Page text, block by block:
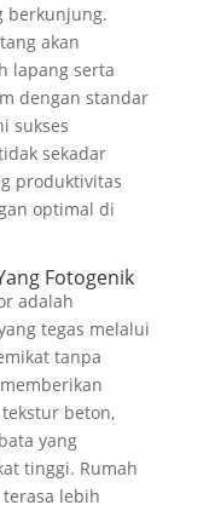
berkunjung.
akan
lapang serta
dengan standar
sukses
sekadar
produktivitas
optimal di
Fotogenik
adalah
tegas melalui
tanpa
beton,
yang
tinggi. Rumah
lebih